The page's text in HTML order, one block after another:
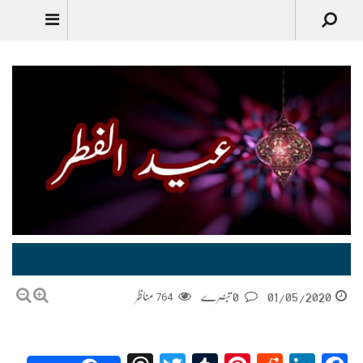
01/05/2020
764 مناظر